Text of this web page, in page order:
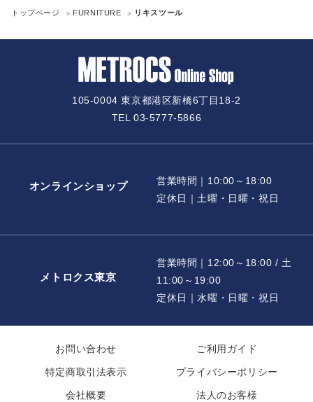
トップページ FURNITURE リキスツール
105-0004 東京都港区新橋6丁目18-2
TEL 03-5777-5866
オンラインショップ
営業時間｜10:00～18:00
定休日｜土曜・日曜・祝日
メトロクス東京
営業時間｜12:00～18:00 / 土
11:00～19:00
定休日｜水曜・日曜・祝日
お問い合わせ ご利用ガイド
特定商取引法表示 プライバシーポリシー
会社概要 法人のお客様